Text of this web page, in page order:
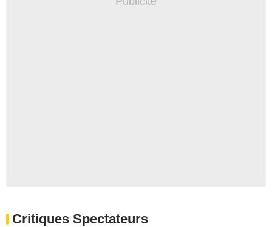
Critiques Spectateurs